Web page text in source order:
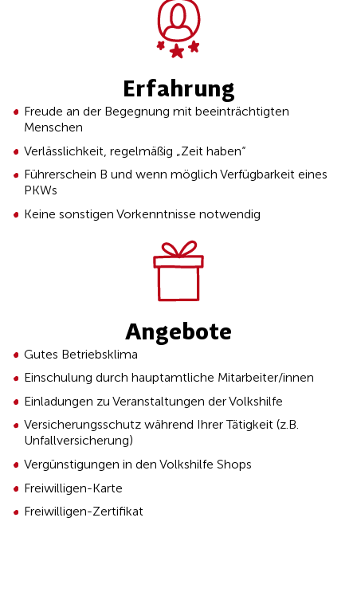
Erfahrung
Freude an der Begegnung mit beeinträchtigten
Menschen
Verlässlichkeit, regelmäßig „Zeit haben“
Führerschein B und wenn möglich Verfügbarkeit eines
PKWs
Keine sonstigen Vorkenntnisse notwendig
Angebote
Gutes Betriebsklima
Einschulung durch hauptamtliche Mitarbeiter/innen
Einladungen zu Veranstaltungen der Volkshilfe
Versicherungsschutz während Ihrer Tätigkeit (z.B.
Unfallversicherung)
Vergünstigungen in den Volkshilfe Shops
Freiwilligen-Karte
Freiwilligen-Zertifikat